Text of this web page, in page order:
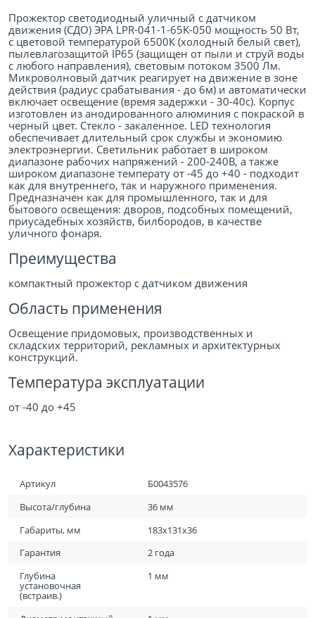
Прожектор светодиодный уличный с датчиком
движения (СДО) ЭРА LPR-041-1-65K-050 мощность 50 Вт,
с цветовой температурой 6500К (холодный белый свет),
пылевлагозащитой IP65 (защищен от пыли и струй воды
с любого направления), световым потоком 3500 Лм.
Микроволновый датчик реагирует на движение в зоне
действия (радиус срабатывания - до 6м) и автоматически
включает освещение (время задержки - 30-40с). Корпус
изготовлен из анодированного алюминия с покраской в
черный цвет. Стекло - закаленное. LED технология
обеспечивает длительный срок службы и экономию
электроэнергии. Светильник работает в широком
диапазоне рабочих напряжений - 200-240В, а также
широком диапазоне температу от -45 до +40 - подходит
как для внутреннего, так и наружного применения.
Предназначен как для промышленного, так и для
бытового освещения: дворов, подсобных помещений,
приусадебных хозяйств, билбородов, в качестве
уличного фонаря.
Преимущества
компактный прожектор с датчиком движения
Область применения
Освещение придомовых, производственных и
складских территорий, рекламных и архитектурных
конструкций.
Температура эксплуатации
от -40 до +45
Характеристики
Артикул
Б0043576
Высота/глубина
36 мм
Габариты, мм
183х131х36
Гарантия
2 года
Глубина
установочная
(встраив.)
1 мм